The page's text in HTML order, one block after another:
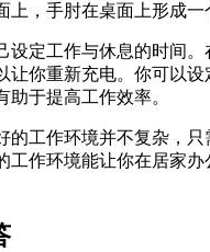
上，手肘在桌面上形成一
设定工作与休息的时间。
让你重新充电。你可以设
助于提高工作效率。
的工作环境并不复杂，
工作环境能让你在居家办